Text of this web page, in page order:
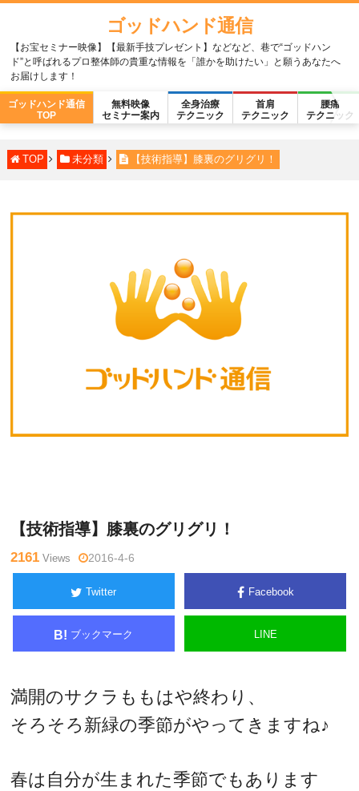
ゴッドハンド通信
【お宝セミナー映像】【最新手技プレゼント】などなど、巷で“ゴッドハン
ド”と呼ばれるプロ整体師の貴重な情報を「誰かを助けたい」と願うあなたへ
お届けします！
ゴッドハンド通信
TOP
無料映像
セミナー案内
全身治療
テクニック
首肩
テクニック
腰痛
テクニック
TOP 未分類 【技術指導】膝裏のグリグリ！
【技術指導】膝裏のグリグリ！
2161 Views 2016-4-6
Twitter Facebook
B! ブックマーク LINE
満開のサクラももはや終わり、
そろそろ新緑の季節がやってきますね♪
春は自分が生まれた季節でもあります